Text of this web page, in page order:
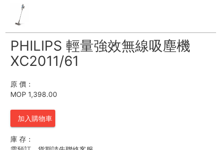
PHILIPS 輕量強效無線吸塵機
XC2011/61
原 價：
MOP 1,398.00
加入購物車
庫 存：